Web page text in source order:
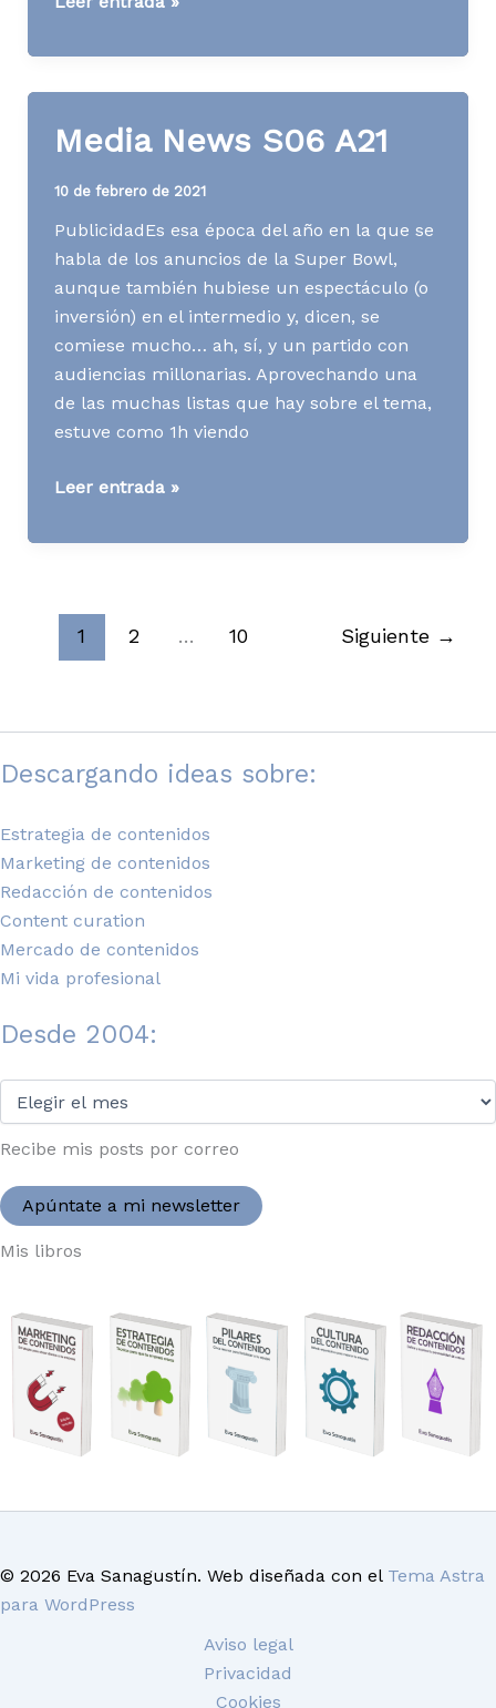
S27
Media News S06 A21
10 de febrero de 2021
PublicidadEs esa época del año en la que se
habla de los anuncios de la Super Bowl,
aunque también hubiese un espectáculo (o
inversión) en el intermedio y, dicen, se
comiese mucho… ah, sí, y un partido con
audiencias millonarias. Aprovechando una
de las muchas listas que hay sobre el tema,
estuve como 1h viendo
Media
S06
Leer entrada »
1 2 … 10 Siguiente →
Descargando ideas sobre:
Estrategia de contenidos
Marketing de contenidos
Redacción de contenidos
Content curation
Mercado de contenidos
Mi vida profesional
Desde 2004:
2004:
Recibe mis posts por correo
Apúntate a mi newsletter
Mis libros
© 2026 Eva Sanagustín. Web diseñada con el Tema Astra
para WordPress
Aviso legal
Privacidad
Cookies